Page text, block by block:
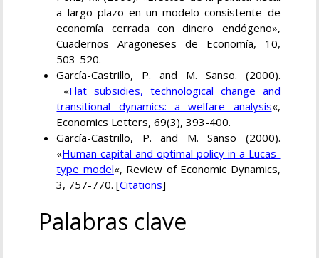
a largo plazo en un modelo consistente de
economía cerrada con dinero endógeno»,
Cuadernos Aragoneses de Economía, 10,
503-520.
García-Castrillo, P. and M. Sanso. (2000).
«Flat subsidies, technological change and
transitional dynamics: a welfare analysis«,
Economics Letters, 69(3), 393-400.
García-Castrillo, P. and M. Sanso (2000).
«Human capital and optimal policy in a Lucas-
type model«, Review of Economic Dynamics,
3, 757-770. [Citations]
Palabras clave